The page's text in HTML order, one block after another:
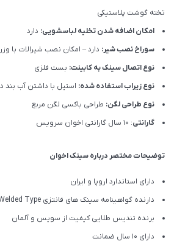
تخته گوشت پلاستیکی
امکان اضافه شدن تخلیه لباسشویی: دارد
سوراخ نصب شیر: دارد – امکان نصب شیرالات با
نوع اتصال سینک به کابینت: بست فلزی
نوع زیراب استفاده شده: استیل با داشتن آب بند
نوع طراحی لگن: طراحی باکسی لگن مربع
گارانتی: 10 سال گارانتی اخوان سرویس
توضیحات مختصر درباره سینک اخوان
دارای استاندارد اروپا و ایران
دارنده گواهینامه سینک های فانتزی Welded Type از سری استاندارد ISO 9001
برنده تندیس طلایی کیفیت از سویس و آلمان
دارای ۱۰ سال ضمانت